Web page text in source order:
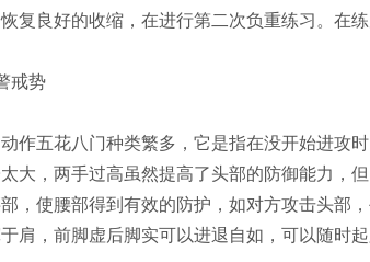
复良好的收缩，在进行第二次负重练习。在
戒势
作五花八门种类繁多，它是指在没开始进攻
大，两手过高虽然提高了头部的防御能力，
，使腰部得到有效的防护，如对方攻击头部
肩，前脚虚后脚实可以进退自如，可以随时起